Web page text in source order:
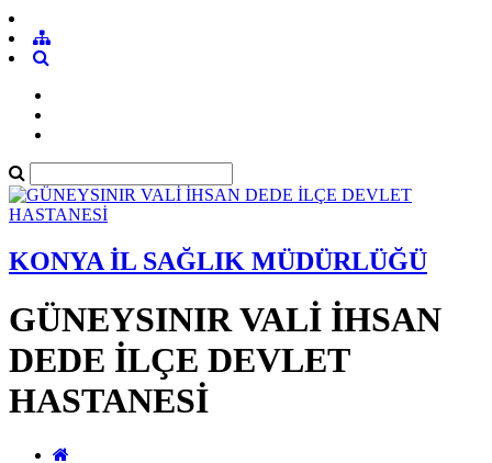
KONYA İL SAĞLIK MÜDÜRLÜĞÜ
GÜNEYSINIR VALİ İHSAN
DEDE İLÇE DEVLET
HASTANESİ